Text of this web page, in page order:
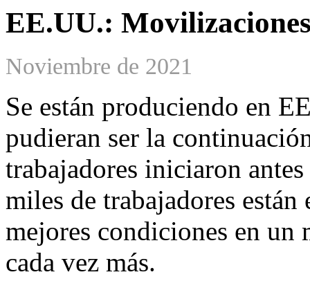
EE.UU.:
Noviembre de 2021
Se están produciendo en
pudieran ser la
trabajadores iniciaron
miles de trabajadores
mejores condiciones en un
cada vez más.